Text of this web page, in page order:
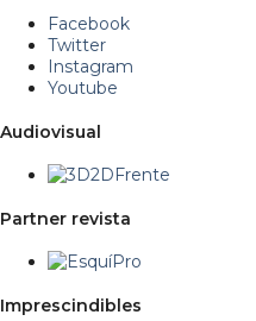
Facebook
Twitter
Instagram
Youtube
Audiovisual
Partner revista
Imprescindibles